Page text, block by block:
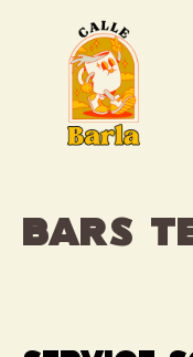
bars